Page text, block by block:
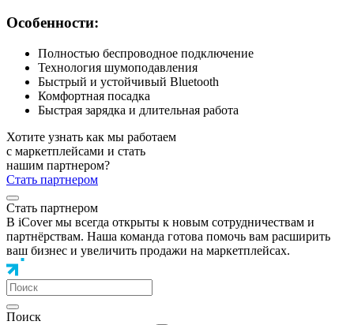
Особенности:
Полностью беспроводное подключение
Технология шумоподавления
Быстрый и устойчивый Bluetooth
Комфортная посадка
Быстрая зарядка и длительная работа
Хотите узнать как мы работаем
с маркетплейсами и стать
нашим партнером?
Стать партнером
Стать партнером
В iCover мы всегда открыты к новым сотрудничествам и
партнёрствам. Наша команда готова помочь вам расширить
ваш бизнес и увеличить продажи на маркетплейсах.
Поиск